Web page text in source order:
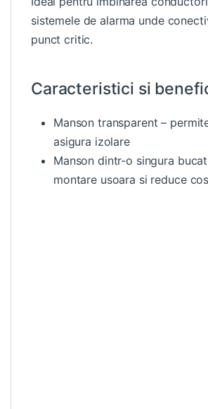
sistemele de alarma unde
punct critic.
Caracteristici si
Manson transparent –
asigura izolare
Manson dintr-o singura
montare usoara si reduce